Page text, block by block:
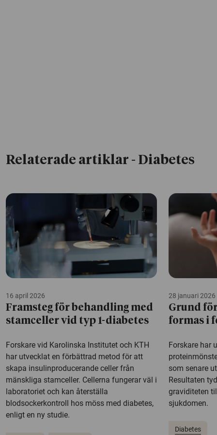
Relaterade artiklar - Diabetes
16 april 2026
Framsteg för behandling med
stamceller vid typ 1-diabetes
Forskare vid Karolinska Institutet och KTH
har utvecklat en förbättrad metod för att
skapa insulinproducerande celler från
mänskliga stamceller. Cellerna fungerar väl i
laboratoriet och kan återställa
blodsockerkontroll hos möss med diabetes,
enligt en ny studie.
28 januari 2026
Grund
formas i
Forskare har
som senare
Resultaten
graviditeten
sjukdomen.
Diabetes